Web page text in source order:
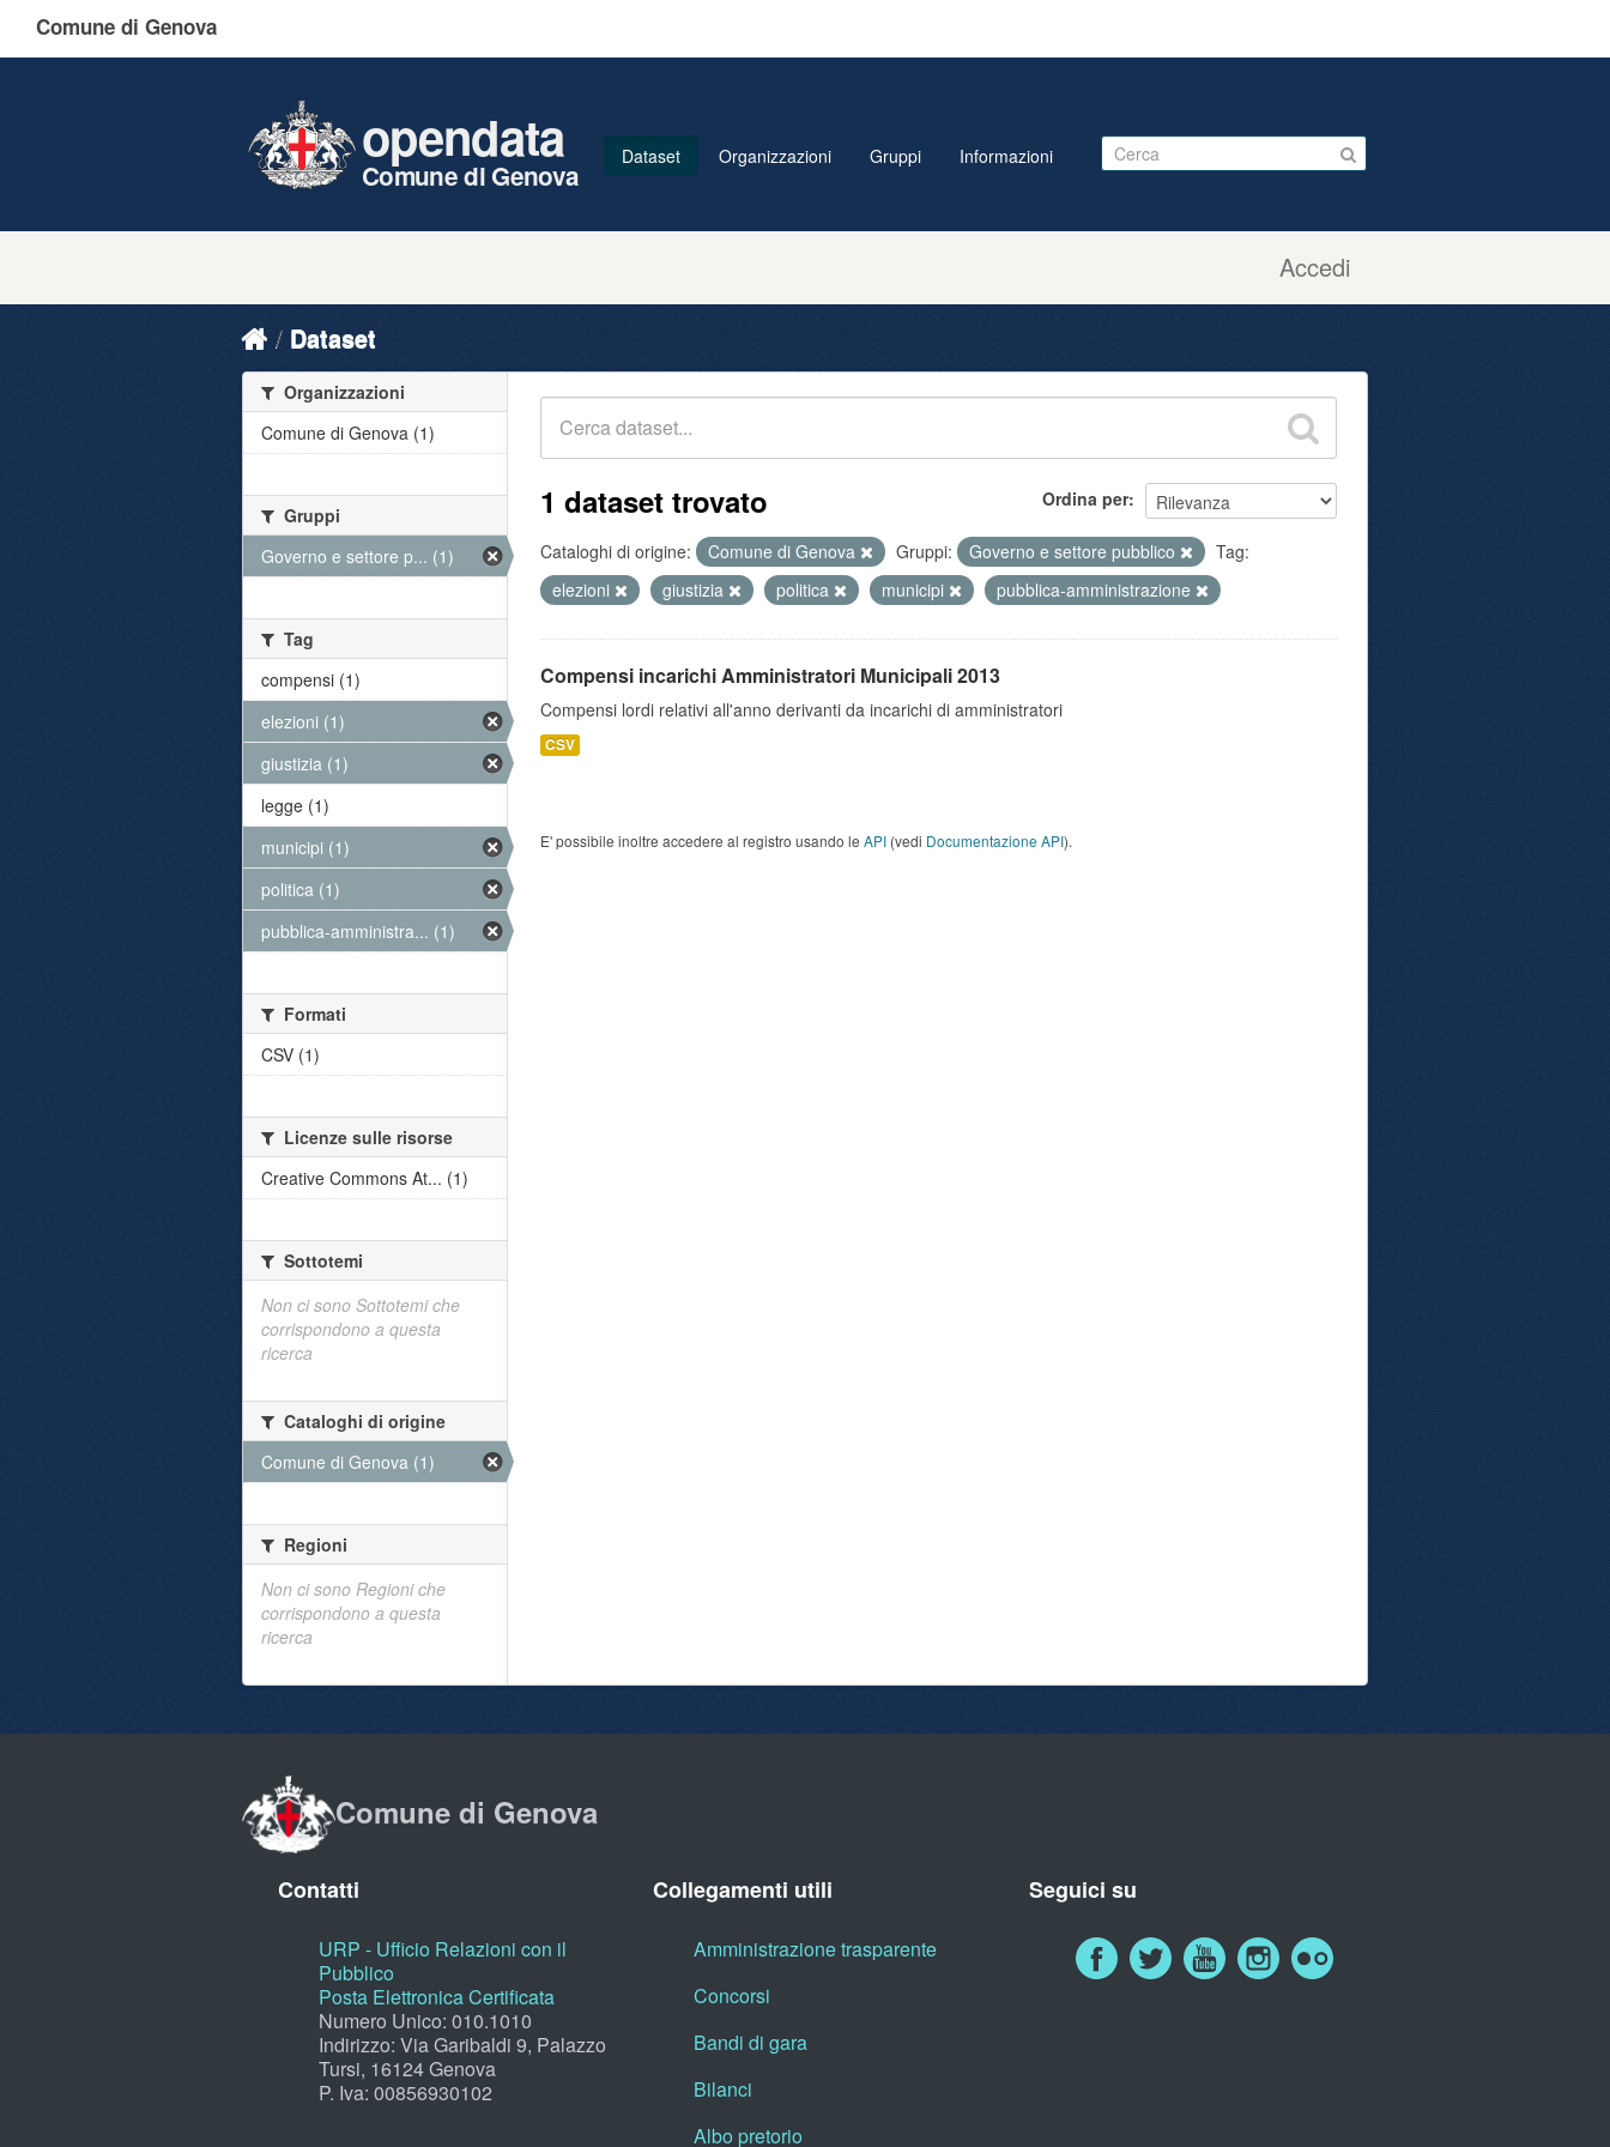
Comune di Genova
Accedi
opendata
Comune di Genova
Dataset Organizzazioni Gruppi Informazioni
Dataset
Ordina per
1 dataset trovato
Cataloghi di origine: Comune di Genova Gruppi: Governo e settore pubblico
Tag:
elezioni
giustizia politica municipi pubblica-amministrazione
Compensi incarichi Amministratori Municipali 2013
Compensi lordi relativi all'anno derivanti da incarichi di amministratori
CSV
E' possibile inoltre accedere al registro usando le API (vedi Documentazione API).
Organizzazioni
Comune di Genova (1)
Gruppi
Governo e settore p... (1)
Tag
compensi (1)
elezioni (1)
giustizia (1)
legge (1)
municipi (1)
politica (1)
pubblica-amministra... (1)
Formati
CSV (1)
Licenze sulle risorse
Creative Commons At... (1)
Sottotemi
Non ci sono Sottotemi che
corrispondono a questa
ricerca
Cataloghi di origine
Comune di Genova (1)
Regioni
Non ci sono Regioni che
corrispondono a questa
ricerca
Comune di Genova
Contatti
URP - Ufficio Relazioni con il
Pubblico
Posta Elettronica Certificata
Numero Unico: 010.1010
Indirizzo: Via Garibaldi 9, Palazzo
Tursi, 16124 Genova
P. Iva: 00856930102
Collegamenti utili
Amministrazione trasparente
Concorsi
Bandi di gara
Bilanci
Albo pretorio
Seguici su